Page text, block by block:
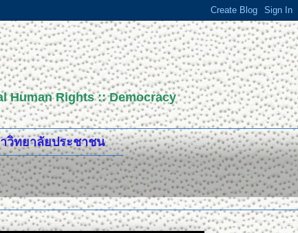
Human Rights :: Democracy
วิทยาลัยประชาชน